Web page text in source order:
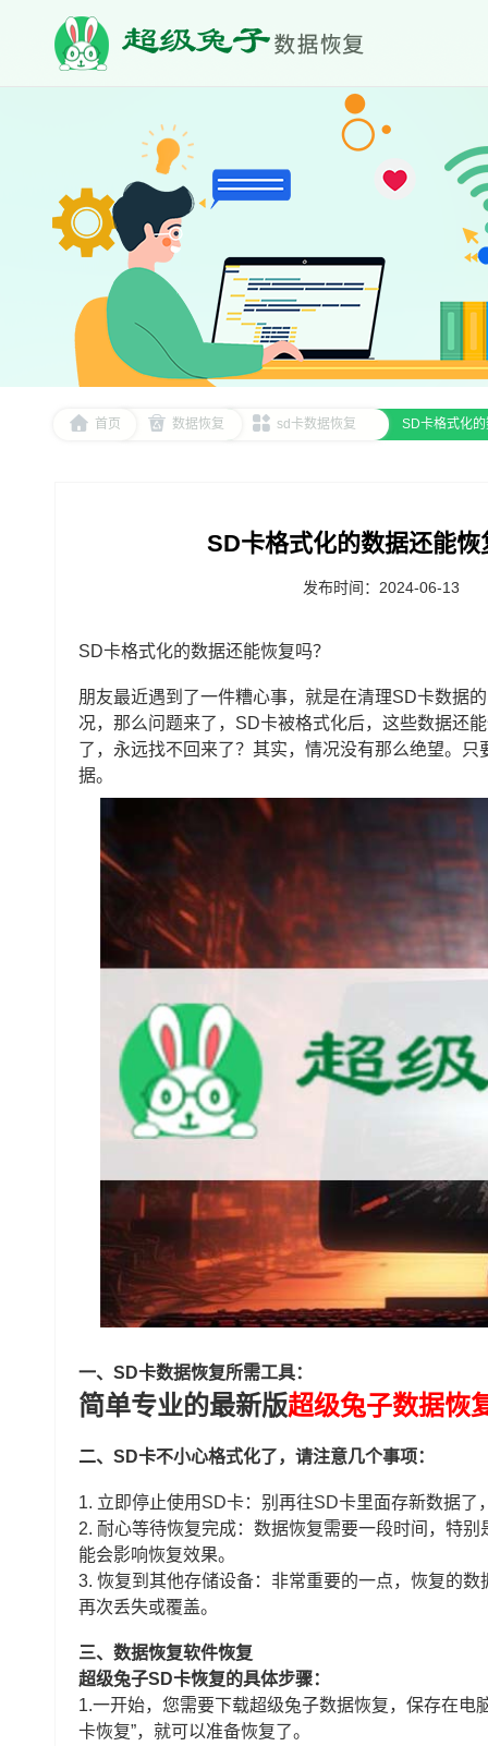
首页 数据恢复 sd卡数据恢复 SD卡格式化
SD卡格式化的数据还能
发布时间：2024-06-13
SD卡格式化的数据还能恢复吗？
朋友最近遇到了一件糟心事，就是在清理SD卡数据
况，那么问题来了，SD卡被格式化后，这些数据还
了，永远找不回来了？其实，情况没有那么绝望。
据。
一、SD卡数据恢复所需工具：
简单专业的最新版超级兔子数据恢
二、SD卡不小心格式化了，请注意几个事项：
1. 立即停止使用SD卡：别再往SD卡里面存新数据
2. 耐心等待恢复完成：数据恢复需要一段时间，特
能会影响恢复效果。
3. 恢复到其他存储设备：非常重要的一点，恢复的
再次丢失或覆盖。
三、数据恢复软件恢复
超级兔子SD卡恢复的具体步骤：
1.一开始，您需要下载超级兔子数据恢复，保存在电
卡恢复”，就可以准备恢复了。